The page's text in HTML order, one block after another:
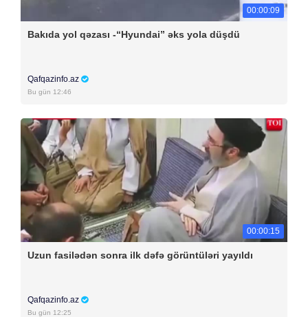
00:00:09
Bakıda yol qəzası -“Hyundai” əks yola düşdü
Qafqazinfo.az
Bu gün 12:46
00:00:15
Uzun fasilədən sonra ilk dəfə görüntüləri yayıldı
Qafqazinfo.az
Bu gün 12:25